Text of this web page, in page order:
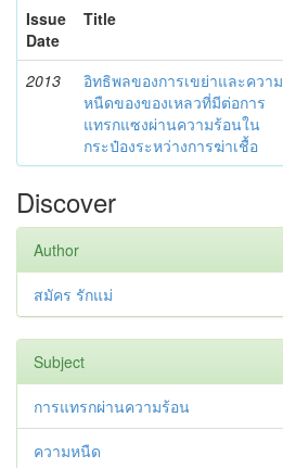
Issue
Date
Title
2013
อิทธิพลของการเขย่าและความ
หนืดของของเหลวที่มีต่อการ
แทรกแซงผ่านความร้อนใน
กระป๋องระหว่างการฆ่าเชื้อ
Discover
Author
สมัคร รักแม่
Subject
การแทรกผ่านความร้อน
ความหนืด